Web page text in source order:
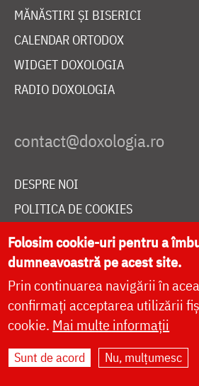
MĂNĂSTIRI ȘI BISERICI
CALENDAR ORTODOX
WIDGET DOXOLOGIA
RADIO DOXOLOGIA
DESPRE NOI
POLITICA DE COOKIES
DONEAZĂ ONLINE PENTRU
LIVE
Site dezvoltat de
Arhiepiscopia Iașilor | ©
Folosim cookie-uri pentru a
dumneavoastră pe acest site.
Prin continuarea navigării în
confirmați acceptarea utilizării
cookie. Mai multe informații
Sunt de acord Nu, mulțumesc